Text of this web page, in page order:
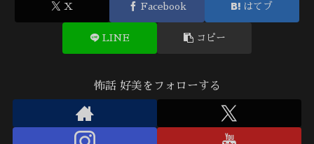
X Facebook はてブ
LINE コピー
怖話 好美をフォローする